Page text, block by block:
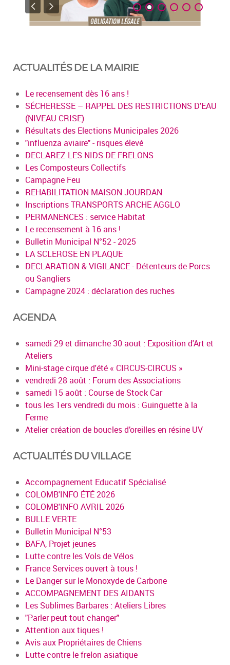
ACTUALITÉS DE LA MAIRIE
Le recensement dès 16 ans !
SÉCHERESSE – RAPPEL DES RESTRICTIONS D'EAU
(NIVEAU CRISE)
Résultats des Elections Municipales 2026
"influenza aviaire" - risques élevé
DECLAREZ LES NIDS DE FRELONS
Les Composteurs Collectifs
Campagne Feu
REHABILITATION MAISON JOURDAN
Inscriptions TRANSPORTS ARCHE AGGLO
PERMANENCES : service Habitat
Le recensement à 16 ans !
Bulletin Municipal N°52 - 2025
LA SCLEROSE EN PLAQUE
DECLARATION & VIGILANCE - Détenteurs de Porcs
ou Sangliers
Campagne 2024 : déclaration des ruches
AGENDA
samedi 29 et dimanche 30 aout : Exposition d'Art et
Ateliers
Mini-stage cirque d'été « CIRCUS-CIRCUS »
vendredi 28 août : Forum des Associations
samedi 15 août : Course de Stock Car
tous les 1ers vendredi du mois : Guinguette à la
Ferme
Atelier création de boucles d’oreilles en résine UV
ACTUALITÉS DU VILLAGE
Accompagnement Educatif Spécialisé
COLOMB'INFO ÉTÉ 2026
COLOMB'INFO AVRIL 2026
BULLE VERTE
Bulletin Municipal N°53
BAFA, Projet jeunes
Lutte contre les Vols de Vélos
France Services ouvert à tous !
Le Danger sur le Monoxyde de Carbone
ACCOMPAGNEMENT DES AIDANTS
Les Sublimes Barbares : Ateliers Libres
"Parler peut tout changer"
Attention aux tiques !
Avis aux Propriétaires de Chiens
Lutte contre le frelon asiatique